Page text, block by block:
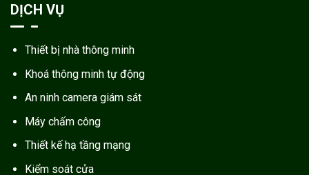
DỊCH VỤ
Thiết bị nhà thông minh
Khoá thông minh tự động
An ninh camera giám sát
Máy chấm công
Thiết kế hạ tầng mạng
Kiểm soát cửa